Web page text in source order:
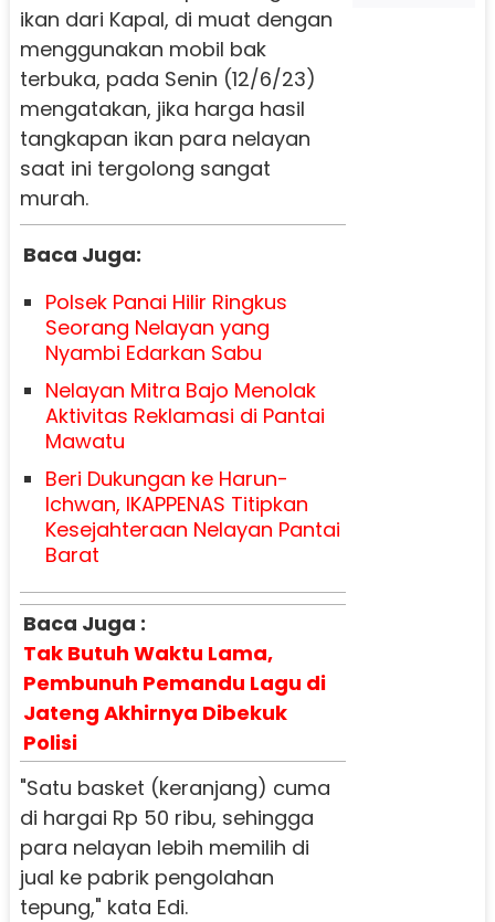
ikan dari Kapal, di muat dengan
menggunakan mobil bak
terbuka, pada Senin (12/6/23)
mengatakan, jika harga hasil
tangkapan ikan para nelayan
saat ini tergolong sangat
murah.
Baca Juga:
Polsek Panai Hilir Ringkus
Seorang Nelayan yang
Nyambi Edarkan Sabu
Nelayan Mitra Bajo Menolak
Aktivitas Reklamasi di Pantai
Mawatu
Beri Dukungan ke Harun-
Ichwan, IKAPPENAS Titipkan
Kesejahteraan Nelayan Pantai
Barat
Baca Juga :
Tak Butuh Waktu Lama,
Pembunuh Pemandu Lagu di
Jateng Akhirnya Dibekuk
Polisi
"Satu basket (keranjang) cuma
di hargai Rp 50 ribu, sehingga
para nelayan lebih memilih di
jual ke pabrik pengolahan
tepung," kata Edi.